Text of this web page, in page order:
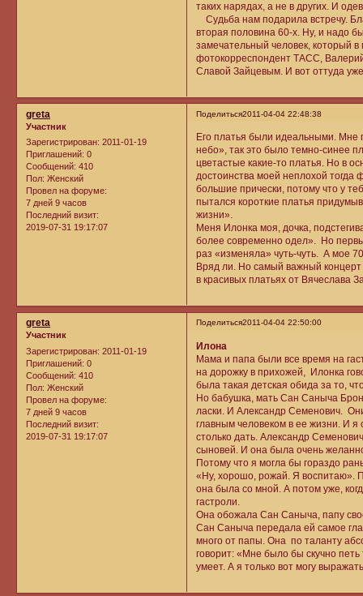
таких нарядах, а не в других. И
Судьба нам подарила встречу.
вторая половина 60-х. Ну, и надо
замечательный человек, который
фотокорреспондент ТАСС,
Славой Зайцевым. И вот оттуда
Поделиться2011-04-04 22:48:38
greta
Участник
Зарегистрирован: 2011-01-19
Приглашений: 0
Сообщений: 410
Пол: Женский
Провел на форуме:
7 дней 9 часов
Последний визит:
2019-07-31 19:17:07
Его платья были идеальными. Мне
небо», так это было темно-синее
цветастые какие-то платья. Но в
достоинства моей неплохой тогда
большие прически, потому что у
пытался короткие платья
жизни».
Меня Илонка моя, дочка,
более современно одел». Но
раз «изменяла» чуть-чуть. А мое
Вряд ли. Но самый важный
в красивых платьях от Вячеслава
Поделиться2011-04-04 22:50:00
greta
Участник
Зарегистрирован: 2011-01-19
Приглашений: 0
Сообщений: 410
Пол: Женский
Провел на форуме:
7 дней 9 часов
Последний визит:
2019-07-31 19:17:07
Илона
Мама и папа были все время на
на дорожку в прихожей, Илонка
была такая детская обида за то,
Но бабушка, мать Сан Саныча
ласки. И Александр Семенович.
главным человеком в ее жизни. И я
столько дать. Александр
сыновей. И она была очень
Потому что я могла бы гораздо
«Ну, хорошо, рожай. Я воспитаю».
она была со мной. А потом уже,
гастроли.
Она обожала Сан Саныча, папу
Сан Саныча передала ей самое
много от папы. Она по таланту
говорит: «Мне было бы скучно петь
умеет. А я только вот могу